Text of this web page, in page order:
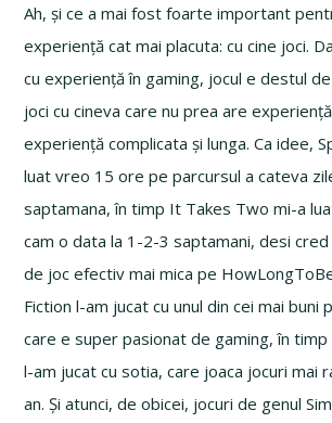
Ah, și ce a mai fost foarte important
experiență cat mai placuta: cu cine joci.
cu experiență în gaming, jocul e destul
joci cu cineva care nu prea are
experiență complicata și lunga. Ca idee,
luat vreo 15 ore pe parcursul a cateva
saptamana, în timp It Takes Two mi-a
cam o data la 1-2-3 saptamani, desi
de joc efectiv mai mica pe
Fiction l-am jucat cu unul din cei mai buni
care e super pasionat de gaming, în
l-am jucat cu sotia, care joaca jocuri mai
an. Și atunci, de obicei, jocuri de genul